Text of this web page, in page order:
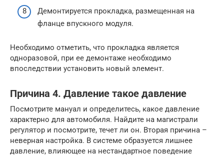
Демонтируется прокладка, размещенная на
фланце впускного модуля.
Необходимо отметить, что прокладка является
одноразовой, при ее демонтаже необходимо
впоследствии установить новый элемент.
Причина 4. Давление такое давление
Посмотрите мануал и определитесь, какое давление
характерно для автомобиля. Найдите на магистрали
регулятор и посмотрите, течет ли он. Вторая причина –
неверная настройка. В системе образуется лишнее
давление, влияющее на нестандартное поведение